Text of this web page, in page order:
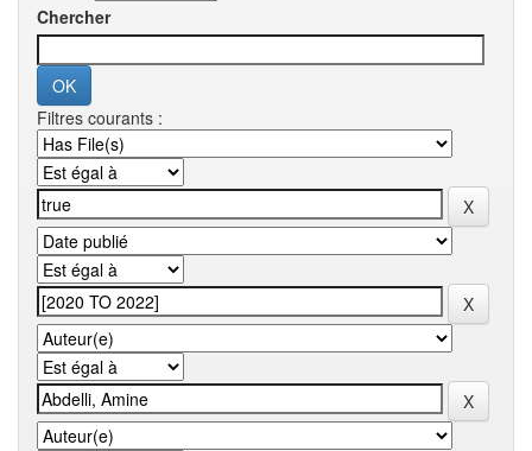
Chercher
Filtres courants :